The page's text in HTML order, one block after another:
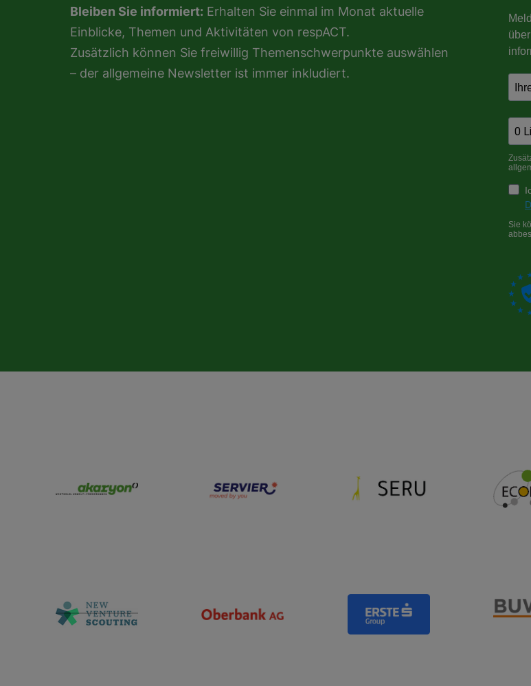
Bleiben Sie informiert: Erhalten Sie einmal im Monat aktuelle
Einblicke, Themen und Aktivitäten von respACT.
Zusätzlich können Sie freiwillig Themenschwerpunkte auswählen
– der allgemeine Newsletter ist immer inkludiert.